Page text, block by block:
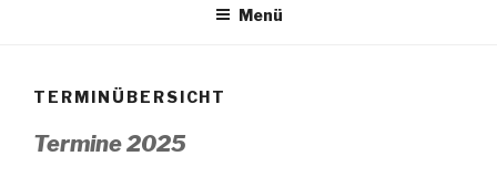
Menü
TERMINÜBERSICHT
Termine 2025